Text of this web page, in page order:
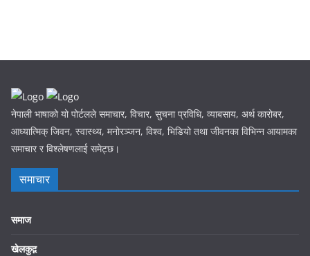
नेपाली भाषाको यो पोर्टलले समाचार, विचार, सुचना प्रविधि, व्याबसाय, अर्थ कारोबर,
आध्यात्मिक् जिवन, स्वास्थ्य, मनोरञ्जन, विश्व, भिडियो तथा जीवनका विभिन्न आयामका
समाचार र विश्लेषणलाई समेट्छ।
समाचार
समाज
खेलकुद़़